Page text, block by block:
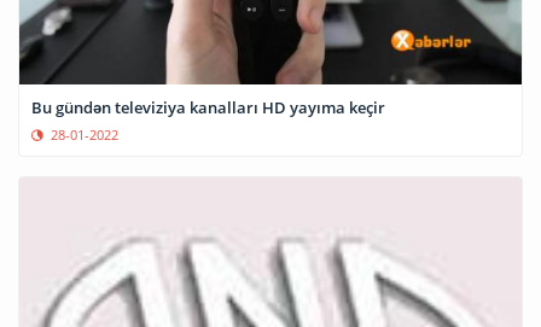
Bu gündən televiziya kanalları HD yayıma keçir
28-01-2022